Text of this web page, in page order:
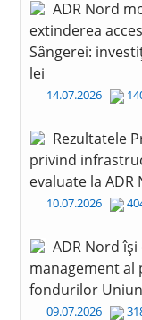
ADR Nord
extinderea
Sângerei:
lei
14.07.2026
Rezultatele
privind
evaluate la ADR
10.07.2026
ADR Nord
management
fondurilor
09.07.2026